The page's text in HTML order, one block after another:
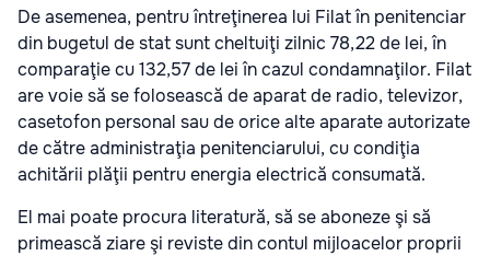
De asemenea, pentru întreţinerea lui Filat în penitenciar
din bugetul de stat sunt cheltuiţi zilnic 78,22 de lei, în
comparaţie cu 132,57 de lei în cazul condamnaţilor. Filat
are voie să se folosească de aparat de radio, televizor,
casetofon personal sau de orice alte aparate autorizate
de către administraţia penitenciarului, cu condiţia
achitării plăţii pentru energia electrică consumată.
El mai poate procura literatură, să se aboneze şi să
primească ziare şi reviste din contul mijloacelor proprii